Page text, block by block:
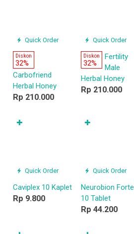
Quick Order
Diskon
32%
Carbofriend
Herbal Honey
Rp 210.000
Quick Order
Diskon
32%
Fertility
Male
Herbal Honey
Rp 210.000
Quick Order
Caviplex 10 Kaplet
Rp 9.800
✚
Quick Order
Neurobion Forte
10 Tablet
Rp 44.200
✚